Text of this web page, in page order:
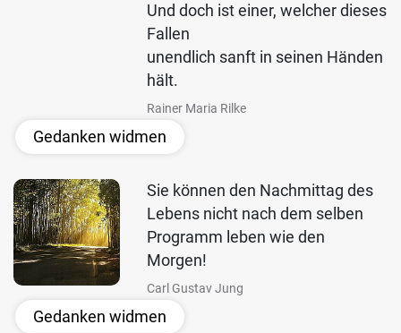
Und doch ist einer, welcher dieses
Fallen
unendlich sanft in seinen Händen
hält.
Rainer Maria Rilke
Gedanken widmen
Sie können den Nachmittag des
Lebens nicht nach dem selben
Programm leben wie den
Morgen!
Carl Gustav Jung
Gedanken widmen